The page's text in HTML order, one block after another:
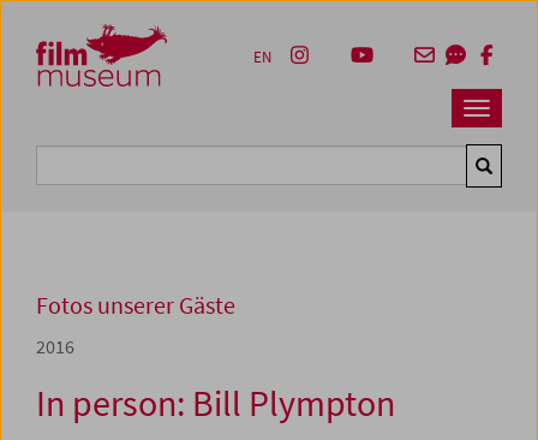
Zum Inhalt
Zum Hauptmenü
Zur Servicenavigation
Zum Suche
Navbar
EN
Fotos unserer Gäste
2016
In person: Bill Plympton